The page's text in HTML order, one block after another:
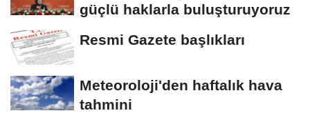
güçlü haklarla buluşturuyoruz
Resmi Gazete başlıkları
Meteoroloji'den haftalık hava
tahmini